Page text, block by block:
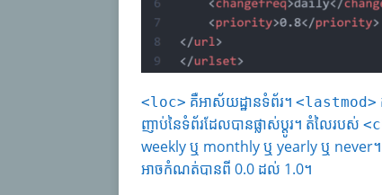
<loc> គឺអាស័យដ្ឋានទំព័រ។ <lastmod>
ញាប់នៃទំព័រដែលបានផ្លាស់ប្តូរ។ តំលៃរបស់
weekly ឬ monthly ឬ yearly ឬ never។
អាចកំណត់បានពី 0.0 ដល់ 1.0។